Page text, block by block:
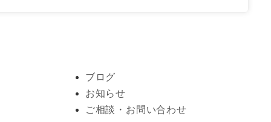
ブログ
お知らせ
ご相談・お問い合わせ